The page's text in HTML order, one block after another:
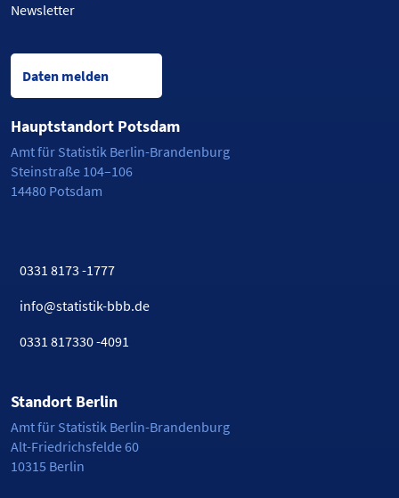
Newsletter
Daten melden
Hauptstandort Potsdam
Amt für Statistik Berlin-Brandenburg
Steinstraße 104–106
14480 Potsdam
0331 8173 -1777
info@statistik-bbb.de
0331 817330 -4091
Standort Berlin
Amt für Statistik Berlin-Brandenburg
Alt-Friedrichsfelde 60
10315 Berlin